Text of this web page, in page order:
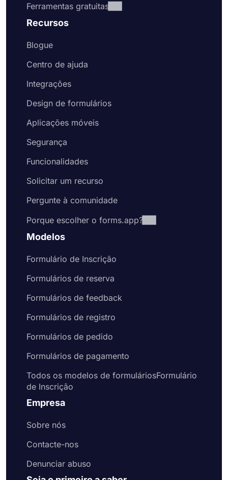
Ferramentas gratuitas
Recursos
Blogue
Centro de ajuda
Integrações
Design de formulários
Aplicações móveis
Segurança
Funcionalidades
Solicitar um recurso
Pergunte à comunidade
Porque escolher o forms.app?
Modelos
Formulário de Inscrição
Formulários de reserva
Formulários de feedback
Formulários de registro
Formulários de pedido
Formulários de pagamento
Todos os modelos de formuláriosFormulário
de Inscrição
Empresa
Sobre nós
Contacte-nos
Denunciar abuso